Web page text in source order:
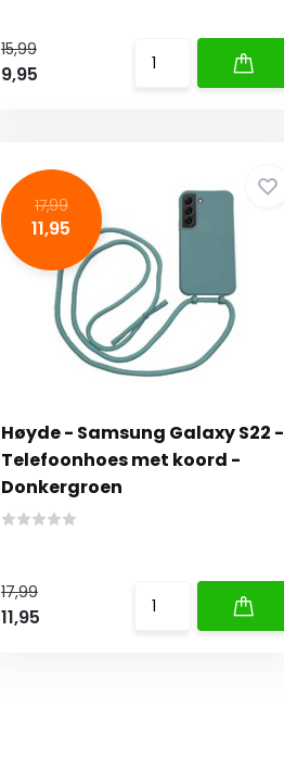
15,99
9,95
17,99
11,95
Høyde - Samsung Galaxy S22 -
Telefoonhoes met koord -
Donkergroen
17,99
11,95